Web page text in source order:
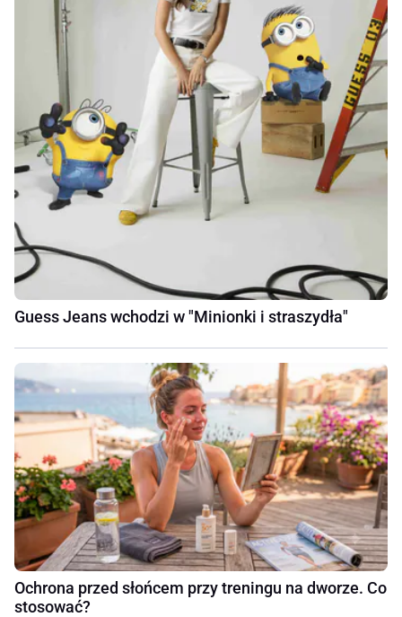
Guess Jeans wchodzi w "Minionki i straszydła"
Ochrona przed słońcem przy treningu na dworze. Co
stosować?